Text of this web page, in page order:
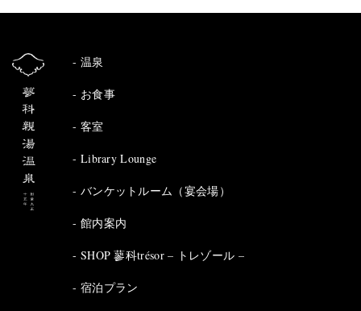
温泉
お食事
客室
Library Lounge
バンケットルーム（宴会場）
館内案内
SHOP 蓼科trésor – トレゾール –
宿泊プラン